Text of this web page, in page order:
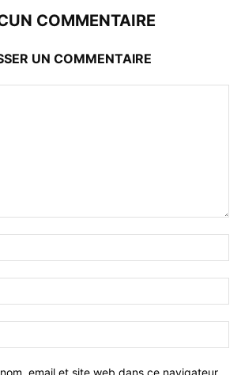
COMMENTAIRE
UN COMMENTAIRE